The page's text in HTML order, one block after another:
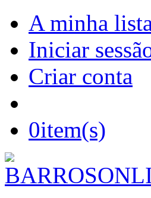
A minha
Iniciar
Criar conta
0item(s)